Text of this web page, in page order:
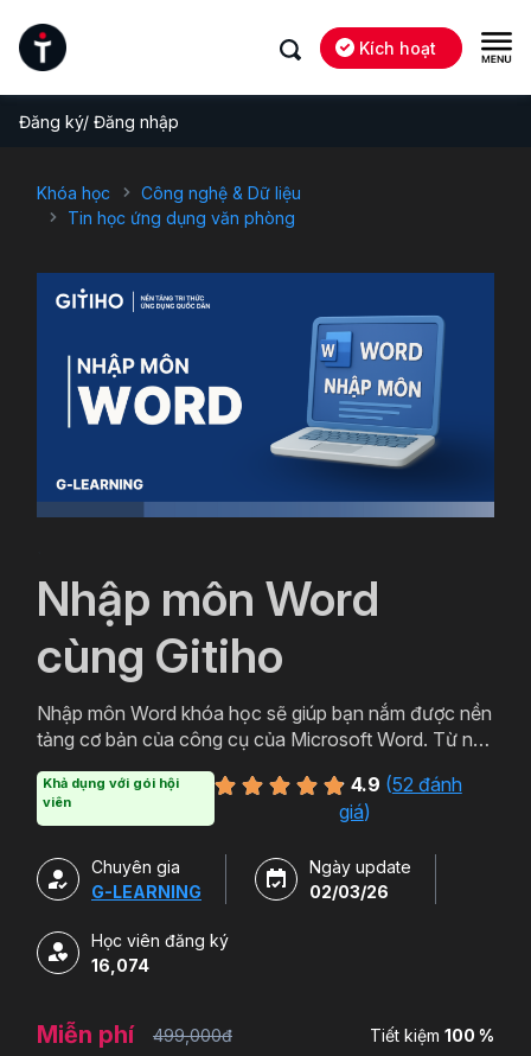
Kích hoạt
Đăng ký/ Đăng nhập
Khóa học
Công nghệ & Dữ liệu
Tin học ứng dụng văn phòng
Nhập môn Word
cùng Gitiho
Nhập môn Word khóa học sẽ giúp bạn nắm được nền
tảng cơ bản của công cụ của Microsoft Word. Từ nên
soạn thảo các loại văn bản từ cơ bản đến văn bản
hành chính, thậm chí cả các loại văn bản chuyên
Gitiho ngay hôm nay nào.
Khả dụng với gói hội
viên
4.9 (52 đánh
giá)
Chuyên gia
G-LEARNING
Ngày update
02/03/26
Học viên đăng ký
16,074
Miễn phí 499,000đ Tiết kiệm 100 %